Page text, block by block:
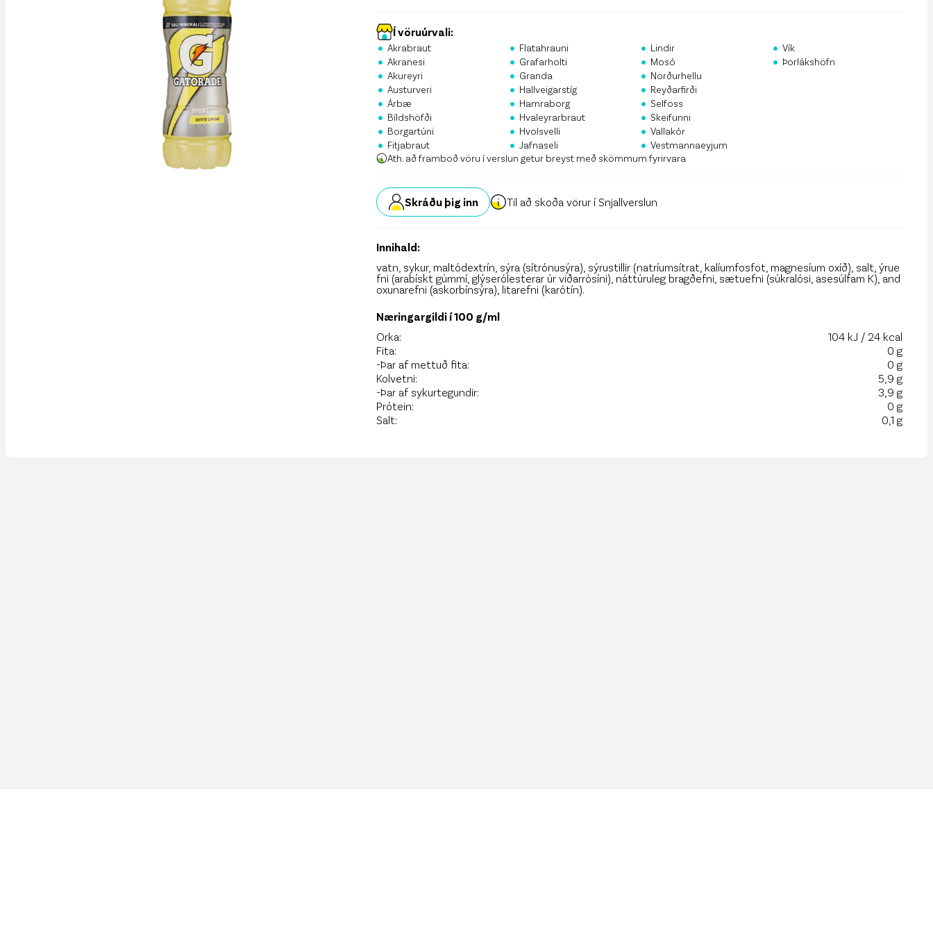
Skrá á póstlista
Í vöruúrvali:
• Akrabraut
• Akranesi
• Akureyri
• Austurveri
• Árbæ
• Bíldshöfði
• Borgartúni
• Fitjabraut
• Flatahrauni
• Grafarholti
• Granda
• Hallveigarstíg
• Hamraborg
• Hvaleyrarbraut
• Hvolsvelli
• Jafnaseli
• Lindir
• Mosó
• Norðurhellu
• Reyðarfirði
• Selfoss
• Skeifunni
• Vallakór
• Vestmannaeyjum
• Vík
• Þorlákshöfn
Ath. að framboð vöru í verslun getur breyst með skömmum fyrirvara
Skráðu þig inn Til að skoða vörur í Snjallverslun
Innihald:
vatn, sykur, maltódextrín, sýra (sítrónusýra), sýrustillir (natríumsítrat, kalíumfosföt, magnesíum oxíð), salt, ýrue
fni (arabískt gúmmí, glýserólesterar úr viðarrósíni), náttúruleg bragðefni, sætuefni (súkralósi, asesúlfam K), and
oxunarefni (askorbínsýra), litarefni (karótín).
Næringargildi í 100 g/ml
Orka:
104 kJ / 24 kcal
Fita:
0 g
-Þar af mettuð fita:
0 g
Kolvetni:
5,9 g
-Þar af sykurtegundir:
3,9 g
Prótein:
0 g
Salt:
0,1 g